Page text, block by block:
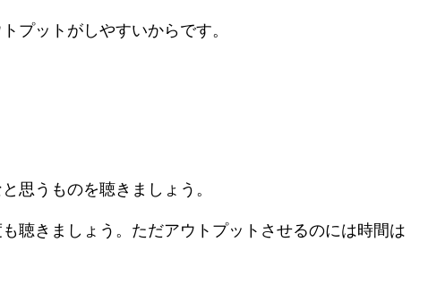
プットがしやすいからです。
思うものを聴きましょう。
聴きましょう。ただアウトプットさせるのには時間は